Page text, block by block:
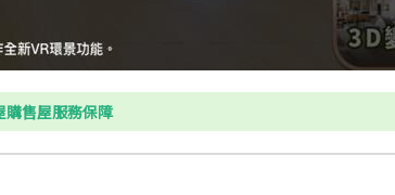
售屋服務保障